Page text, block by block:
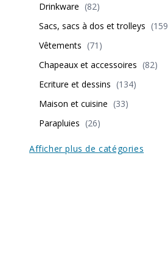
Drinkware (82)
Sacs, sacs à dos et trolleys (159
Vêtements (71 )
Chapeaux et accessoires (82)
Ecriture et dessins (134)
Maison et cuisine (33)
Parapluies (26)
Afficher plus de catégories